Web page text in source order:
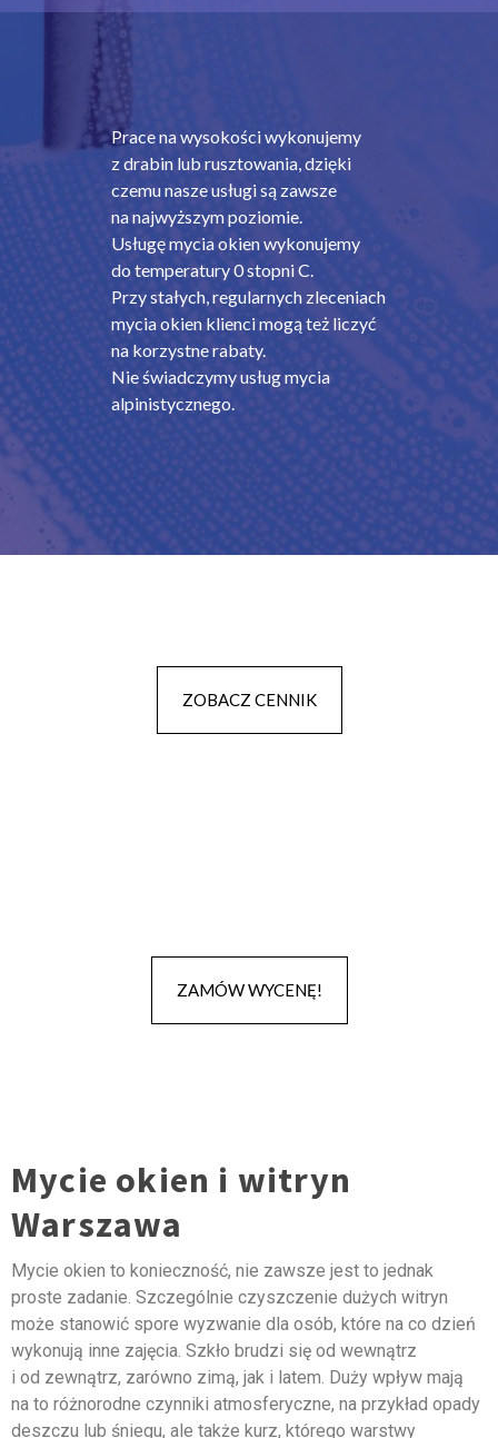
Prace na wysokości wykonujemy
z drabin lub rusztowania, dzięki
czemu nasze usługi są zawsze
na najwyższym poziomie.
Usługę mycia okien wykonujemy
do temperatury 0 stopni C.
Przy stałych, regularnych zleceniach
mycia okien klienci mogą też liczyć
na korzystne rabaty.
Nie świadczymy usług mycia
alpinistycznego.
ZOBACZ CENNIK
ZAMÓW WYCENĘ!
Mycie okien i witryn
Warszawa
Mycie okien to konieczność, nie zawsze jest to jednak
proste zadanie. Szczególnie czyszczenie dużych witryn
może stanowić spore wyzwanie dla osób, które na co dzień
wykonują inne zajęcia. Szkło brudzi się od wewnątrz
i od zewnątrz, zarówno zimą, jak i latem. Duży wpływ mają
na to różnorodne czynniki atmosferyczne, na przykład opady
deszczu lub śniegu, ale także kurz, którego warstwy